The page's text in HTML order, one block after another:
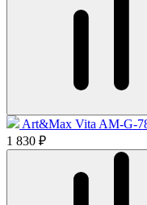
Art&Max Vita AM-G-
1 830 ₽